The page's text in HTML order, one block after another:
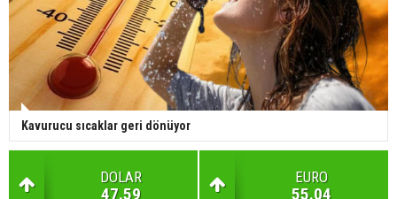
Kavurucu sıcaklar geri dönüyor
DOLAR
47.59
EURO
55.04